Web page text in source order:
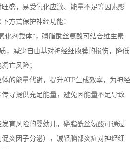
盛，易受氧化应激、能量不足等因素影
方式保护神经功能：
化剂载体”，磷脂酰丝氨酸可结合维生素
，减少自由基对神经细胞膜的损伤，降低
亡风险；
的能量代谢，提升ATP生成效率，为神经
导提供充足能量，避免因能量不足导致
育风险的婴幼儿，磷脂酰丝氨酸可通过
炎因子分泌），减轻脑部炎症对神经细